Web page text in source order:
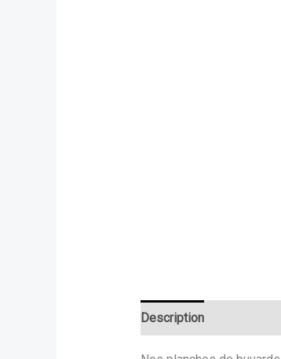
Description